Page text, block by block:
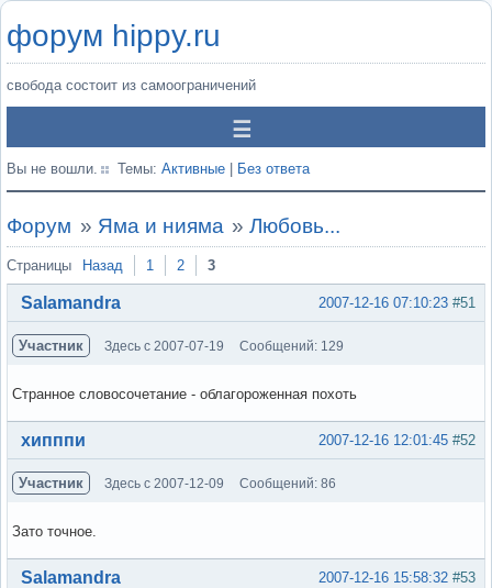
форум hippy.ru
свобода состоит из самоограничений
Вы не вошли. Темы: Активные Без ответа
Форум » Яма и нияма »Любовь...
Страницы Назад 1 2 3
#51
2007-12-16 07:10:23
Salamandra
Участник Здесь с 2007-07-19 Сообщений: 129
Странное словосочетание - облагороженная похоть
Вне форума #52
2007-12-16 12:01:45
хипппи
Участник Здесь с 2007-12-09 Сообщений: 86
Зато точное.
Вне форума #53
2007-12-16 15:58:32
Salamandra